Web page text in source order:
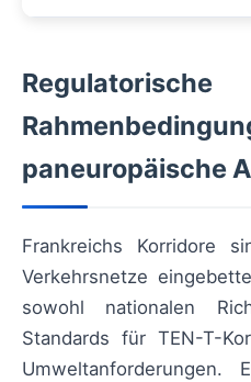
Regulatorische
paneuropäische
Frankreichs Korridore
Verkehrsnetze
sowohl nationalen
Standards für TEN-T-
Umweltanforderungen.